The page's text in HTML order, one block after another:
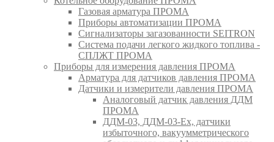
Газовая арматура ПРОМА
Приборы автоматизации ПРОМА
Сигнализаторы загазованности SEITRON
Система подачи легкого жидкого топлива -
СПЛЖТ ПРОМА
Приборы для измерения давления ПРОМА
Арматура для датчиков давления ПРОМА
Датчики и измерители давления ПРОМА
Аналоговый датчик давления ДДМ
ПРОМА
ДДМ-03, ДДМ-03-Ех, датчики
избыточного, вакуумметрического